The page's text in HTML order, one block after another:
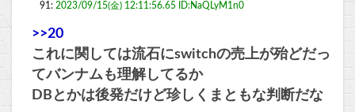
91: 2023/09/15(金) 12:11:56.65 ID:NaQLyM1n0
>>20
これに関しては流石にswitchの売上が殆どだっ
てバンナムも理解してるか
DBとかは後発だけど珍しくまともな判断だな